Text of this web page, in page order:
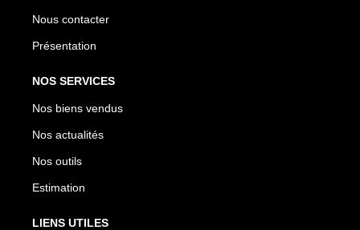
Nous contacter
Présentation
NOS SERVICES
Nos biens vendus
Nos actualités
Nos outils
Estimation
LIENS UTILES